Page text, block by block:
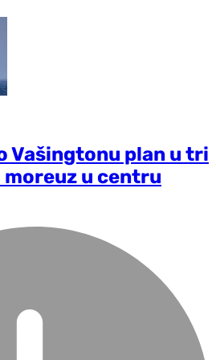
Vašingtonu plan u tri
u centru